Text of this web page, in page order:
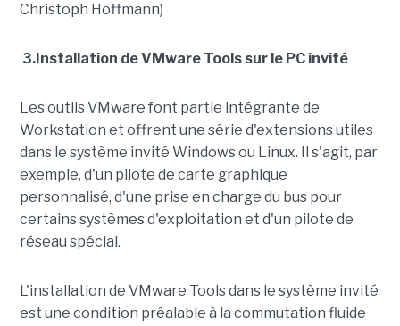
Christoph Hoffmann)
3.Installation de VMware Tools sur le PC invité
Les outils VMware font partie intégrante de
Workstation et offrent une série d'extensions utiles
dans le système invité Windows ou Linux. Il s'agit, par
exemple, d'un pilote de carte graphique
personnalisé, d'une prise en charge du bus pour
certains systèmes d'exploitation et d'un pilote de
réseau spécial.
L'installation de VMware Tools dans le système invité
est une condition préalable à la commutation fluide